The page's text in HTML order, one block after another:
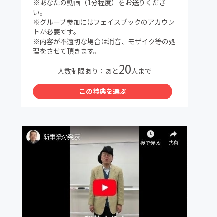
※あなたの動画（1分程度）をお送りくださ
い。
※グループ参加にはフェイスブックのアカウン
トが必要です。
※内容が不適切な場合は消音、モザイク等の処
理をさせて頂きます。
人数制限あり：あと20人まで
この特典を選ぶ